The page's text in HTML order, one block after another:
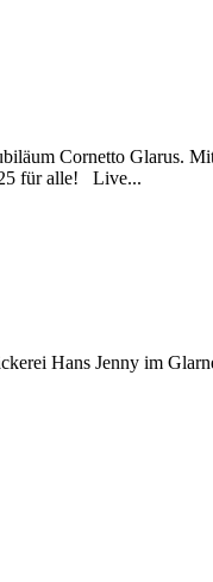
Cornetto Glarus.
für alle! Live...
Hans Jenny im